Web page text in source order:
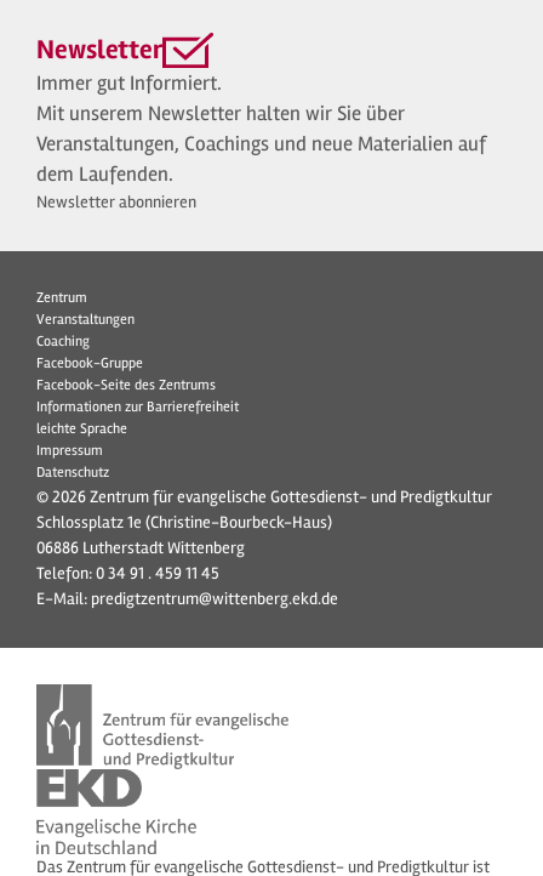
Newsletter
Immer gut Informiert.
Mit unserem Newsletter halten wir Sie über
Veranstaltungen, Coachings und neue Materialien auf
dem Laufenden.
Newsletter abonnieren
Zentrum
Veranstaltungen
Coaching
Facebook-Gruppe
Facebook-Seite des Zentrums
Informationen zur Barrierefreiheit
leichte Sprache
Impressum
Datenschutz
© 2026 Zentrum für evangelische Gottesdienst- und Predigtkultur
Schlossplatz 1e (Christine-Bourbeck-Haus)
06886 Lutherstadt Wittenberg
Telefon:0 34 91 . 459 11 45
E-Mail: predigtzentrum@wittenberg.ekd.de
Das Zentrum für evangelische Gottesdienst- und Predigtkultur ist